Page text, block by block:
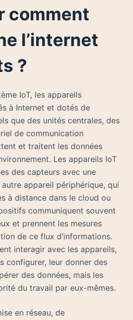
comment
l’internet
?
IoT, les appareils
à Internet et dotés de
que des unités centrales, des
de communication
et traitent les données
Les appareils IoT
des capteurs avec une
appareil périphérique, qui
à distance dans le cloud ou
communiquent souvent
et prennent les mesures
de ce flux d’informations.
interagir avec les appareils,
configurer, leur donner des
des données, mais les
du travail par eux-mêmes.
en réseau, de